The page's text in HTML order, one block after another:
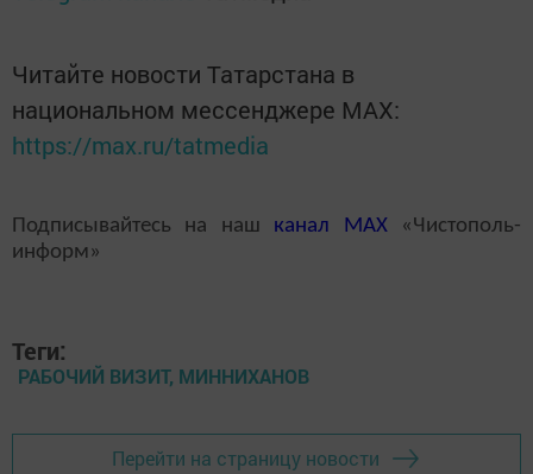
Читайте новости Татарстана в
национальном мессенджере MАХ:
https://max.ru/tatmedia
Подписывайтесь на наш канал MAX«Чистополь-
информ»
Теги:
РАБОЧИЙ ВИЗИТ, МИННИХАНОВ
Перейти на страницу новости